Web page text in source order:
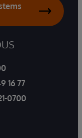
16 77
0700